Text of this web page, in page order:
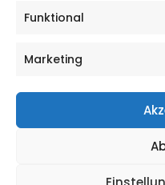
Funktional
Marketing
Impressum
Cookie Richtlinie
CITYLIFE! BEI